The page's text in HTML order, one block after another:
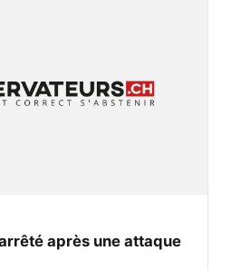
après une attaque